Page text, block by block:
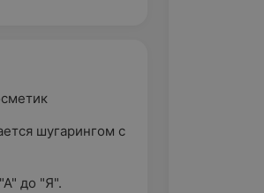
шугарингом с
до "Я".